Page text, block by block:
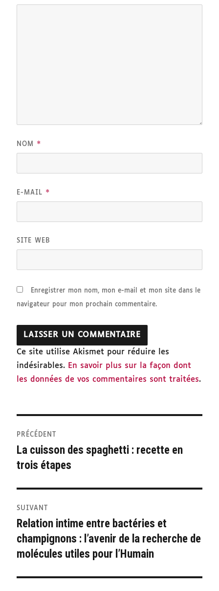
NOM *
E-MAIL *
SITE WEB
Enregistrer mon nom, mon e-mail et mon site dans le
navigateur pour mon prochain commentaire.
Ce site utilise Akismet pour réduire les
indésirables. En savoir plus sur la façon dont
les données de vos commentaires sont traitées.
Navigation
de
l’article
PRÉCÉDENT
Publication
précédente :
La cuisson des spaghetti : recette en
trois étapes
SUIVANT
Publication
suivante :
Relation intime entre bactéries et
champignons : l’avenir de la recherche de
molécules utiles pour l’Humain